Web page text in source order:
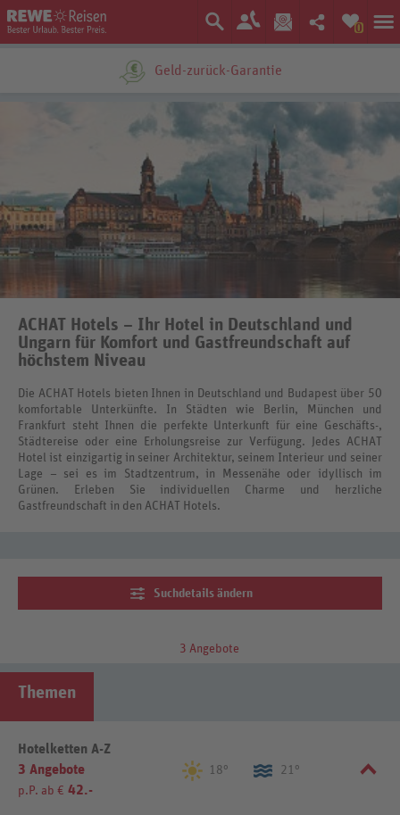
0
Ein Unternehmen der
ACHAT Hotels – Ihr Hotel in Deutschland und
Ungarn für Komfort und Gastfreundschaft auf
höchstem Niveau
Die ACHAT Hotels bieten Ihnen in Deutschland und Budapest über 50
komfortable Unterkünfte. In Städten wie Berlin, München und
Frankfurt steht Ihnen die perfekte Unterkunft für eine Geschäfts-,
Städtereise oder eine Erholungsreise zur Verfügung. Jedes ACHAT
Hotel ist einzigartig in seiner Architektur, seinem Interieur und seiner
Lage – sei es im Stadtzentrum, in Messenähe oder idyllisch im
Grünen. Erleben Sie individuellen Charme und herzliche
Gastfreundschaft in den ACHAT Hotels.
3 Angebote
Suchdetails ändern
Themen
Hotelketten A-Z
3 Angebote
p.P. ab € 42.-
18° 21°